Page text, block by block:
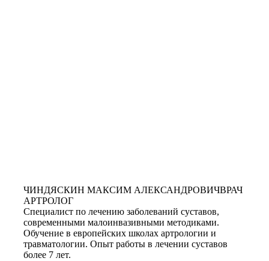
ЧИНДЯСКИН МАКСИМ АЛЕКСАНДРОВИЧВРАЧ
АРТРОЛОГ
Специалист по лечению заболеваний суставов,
современными малоинвазивными методиками.
Обучение в европейских школах артрологии и
травматологии. Опыт работы в лечении суставов
более 7 лет.